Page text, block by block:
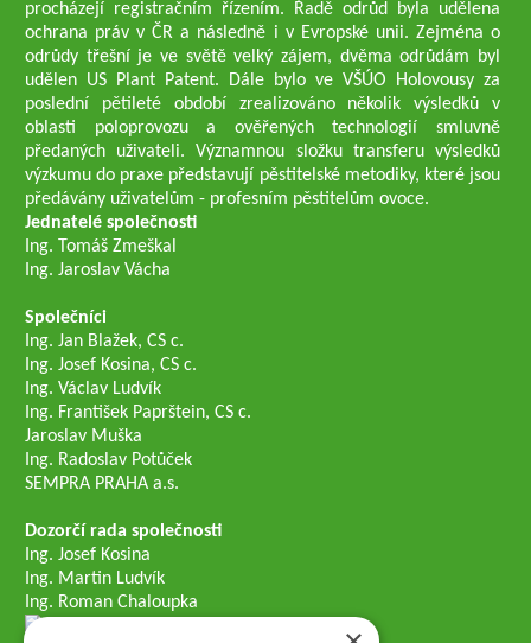
procházejí registračním řízením. Řadě odrůd byla udělena
ochrana práv v ČR a následně i v Evropské unii. Zejména o
odrůdy třešní je ve světě velký zájem, dvěma odrůdám byl
udělen US Plant Patent. Dále bylo ve VŠÚO Holovousy za
poslední pětileté období zrealizováno několik výsledků v
oblasti poloprovozu a ověřených technologií smluvně
předaných uživateli. Významnou složku transferu výsledků
výzkumu do praxe představují pěstitelské metodiky, které jsou
předávány uživatelům - profesním pěstitelům ovoce.
Jednatelé společnosti
Ing. Tomáš Zmeškal
Ing. Jaroslav Vácha
Společníci
Ing. Jan Blažek, CS c.
Ing. Josef Kosina, CS c.
Ing. Václav Ludvík
Ing. František Paprštein, CS c.
Jaroslav Muška
Ing. Radoslav Potůček
SEMPRA PRAHA a.s.
Dozorčí rada společnosti
Ing. Josef Kosina
Ing. Martin Ludvík
Ing. Roman Chaloupka